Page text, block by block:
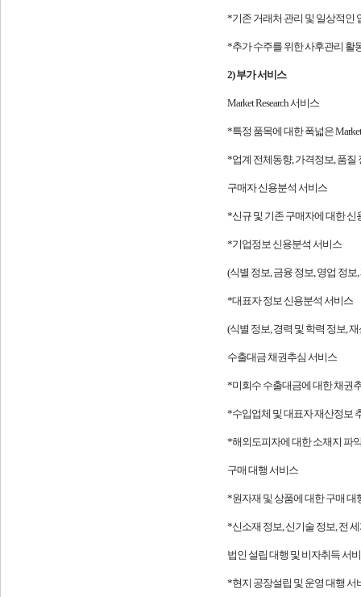
*기존 거래처 관리 및 일상적인
*추가 수주를 위한 사후관리 활
2) 부가 서비스
Market Research 서비스
*특정 품목에 대한 폭넓은 Market
*업계 전체동향, 가격정보, 품질
구매자 신용분석 서비스
*신규 및 기존 구매자에 대한 신
*기업정보 신용분석 서비스
(식별 정보, 금융 정보, 영업 정
*대표자 정보 신용분석 서비스
(식별 정보, 경력 및 학력 정보,
수출대금 채권추심 서비스
*미회수 수출대금에 대한 채권
*수입업체 및 대표자 재산정보
*해외도피자에 대한 소재지 파
구매 대행 서비스
*원자재 및 상품에 대한 구매 대
*신소재 정보, 신기술 정보, 전
법인 설립 대행 및 비자취득 서
*현지 공장설립 및 운영 대행 서